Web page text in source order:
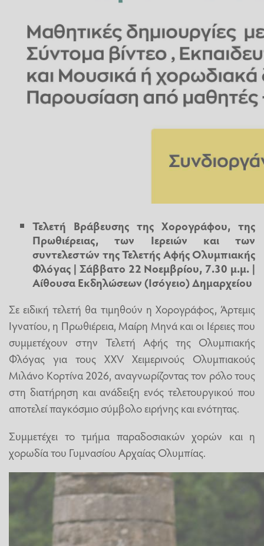
Τελετή Βράβευσης της Χορογράφου, της
Πρωθιέρειας, των Ιερειών και των
συντελεστών της Τελετής Αφής Ολυμπιακής
Φλόγας | Σάββατο 22 Νοεμβρίου, 7.30 μ.μ. |
Αίθουσα Εκδηλώσεων (Ισόγειο) Δημαρχείου
Σε ειδική τελετή θα τιμηθούν η Χορογράφος, Άρτεμις
Ιγνατίου, η Πρωθιέρεια, Μαίρη Μηνά και οι Ιέρειες που
συμμετέχουν στην Τελετή Αφής της Ολυμπιακής
Φλόγας για τους ΧΧV Χειμερινούς Ολυμπιακούς
Μιλάνο Κορτίνα 2026, αναγνωρίζοντας τον ρόλο τους
στη διατήρηση και ανάδειξη ενός τελετουργικού που
αποτελεί παγκόσμιο σύμβολο ειρήνης και ενότητας.
Συμμετέχει το τμήμα παραδοσιακών χορών και η
χορωδία του Γυμνασίου Αρχαίας Ολυμπίας.